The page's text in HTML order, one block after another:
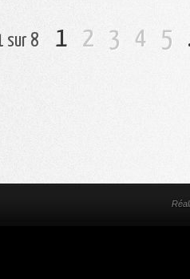
sur 8 1 2 3 4 5